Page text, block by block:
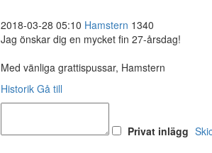
2018-03-28 05:10 Hamstern 1340
Jag önskar dig en mycket fin 27-årsdag!
Med vänliga grattispussar, Hamstern
Historik Gå till
Privat inlägg